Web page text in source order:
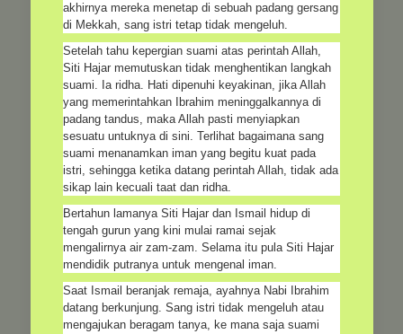
akhirnya mereka menetap di sebuah padang gersang
di Mekkah, sang istri tetap tidak mengeluh.
Setelah tahu kepergian suami atas perintah Allah,
Siti Hajar memutuskan tidak menghentikan langkah
suami. Ia ridha. Hati dipenuhi keyakinan, jika Allah
yang memerintahkan Ibrahim meninggalkannya di
padang tandus, maka Allah pasti menyiapkan
sesuatu untuknya di sini. Terlihat bagaimana sang
suami menanamkan iman yang begitu kuat pada
istri, sehingga ketika datang perintah Allah, tidak ada
sikap lain kecuali taat dan ridha.
Bertahun lamanya Siti Hajar dan Ismail hidup di
tengah gurun yang kini mulai ramai sejak
mengalirnya air zam-zam. Selama itu pula Siti Hajar
mendidik putranya untuk mengenal iman.
Saat Ismail beranjak remaja, ayahnya Nabi Ibrahim
datang berkunjung. Sang istri tidak mengeluh atau
mengajukan beragam tanya, ke mana saja suami